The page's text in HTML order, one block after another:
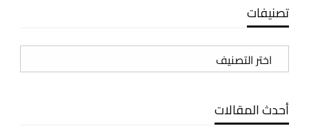
تصنيفات
تصنيفات
أحدث المقالات